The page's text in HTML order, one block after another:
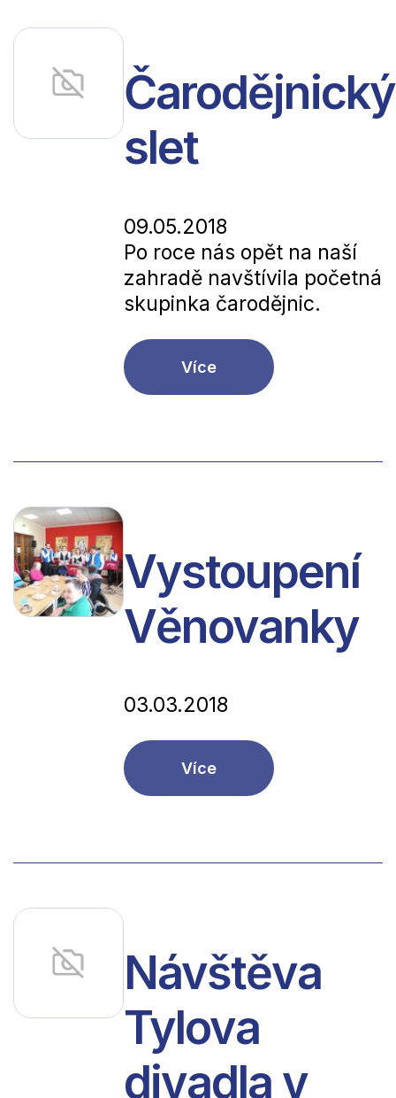
Čarodějnický
slet
09.05.2018
Po roce nás opět na naší
zahradě navštívila početná
skupinka čarodějnic.
Více
Vystoupení
Věnovanky
03.03.2018
Více
Návštěva
Tylova
divadla v